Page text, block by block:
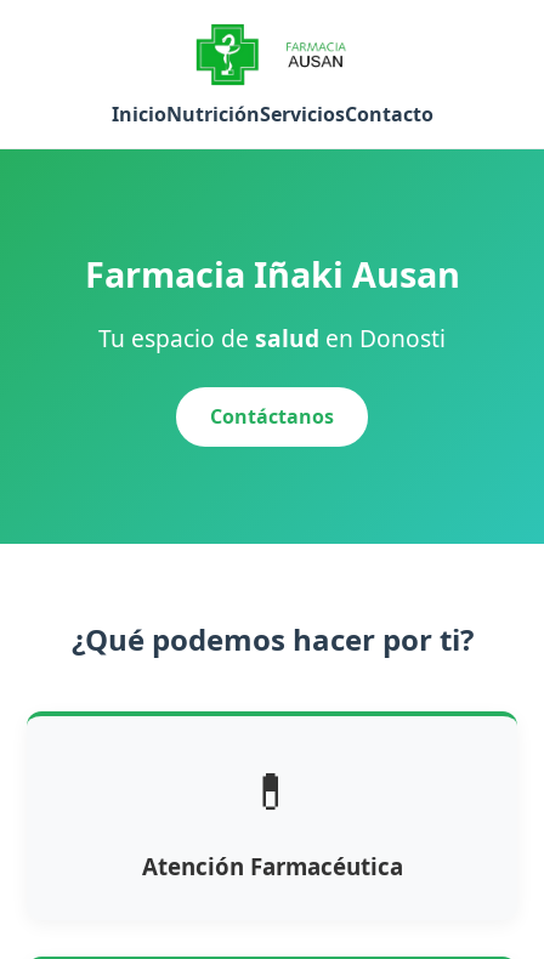
InicioNutriciónServiciosContacto
Farmacia Iñaki Ausan
Tu espacio de salud en Donosti
Contáctanos
¿Qué podemos hacer por ti?
💊
Atención Farmacéutica